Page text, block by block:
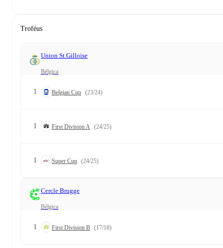
Troféus
Union St.Gilloise
Bélgica
1 Belgian Cup (23/24)
1 First Division A (24/25)
1 Super Cup (24/25)
Cercle Brugge
Bélgica
1 First Division B (17/18)